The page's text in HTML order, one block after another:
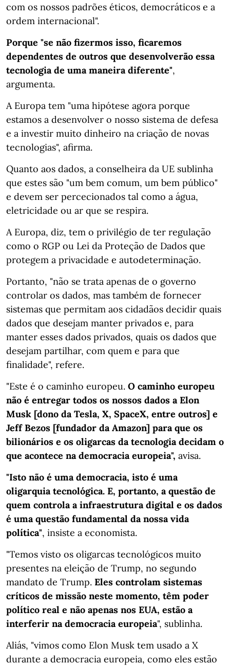
com os nossos padrões éticos, democráticos e a
ordem internacional".
Porque "se não fizermos isso, ficaremos
dependentes de outros que desenvolverão essa
tecnologia de uma maneira diferente",
argumenta.
A Europa tem "uma hipótese agora porque
estamos a desenvolver o nosso sistema de defesa
e a investir muito dinheiro na criação de novas
tecnologias", afirma.
Quanto aos dados, a conselheira da UE sublinha
que estes são "um bem comum, um bem público"
e devem ser percecionados tal como a água,
eletricidade ou ar que se respira.
A Europa, diz, tem o privilégio de ter regulação
como o RGP ou Lei da Proteção de Dados que
protegem a privacidade e autodeterminação.
Portanto, "não se trata apenas de o governo
controlar os dados, mas também de fornecer
sistemas que permitam aos cidadãos decidir quais
dados que desejam manter privados e, para
manter esses dados privados, quais os dados que
desejam partilhar, com quem e para que
finalidade", refere.
"Este é o caminho europeu. O caminho europeu
não é entregar todos os nossos dados a Elon
Musk [dono da Tesla, X, SpaceX, entre outros] e
Jeff Bezos [fundador da Amazon] para que os
bilionários e os oligarcas da tecnologia decidam o
que acontece na democracia europeia", avisa.
"Isto não é uma democracia, isto é uma
oligarquia tecnológica. E, portanto, a questão de
quem controla a infraestrutura digital e os dados
é uma questão fundamental da nossa vida
política", insiste a economista.
"Temos visto os oligarcas tecnológicos muito
presentes na eleição de Trump, no segundo
mandato de Trump. Eles controlam sistemas
críticos de missão neste momento, têm poder
político real e não apenas nos EUA, estão a
interferir na democracia europeia", sublinha.
Aliás, "vimos como Elon Musk tem usado a X
durante a democracia europeia, como eles estão